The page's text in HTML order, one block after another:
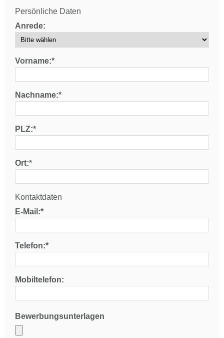
Persönliche Daten
Anrede:
Vorname:*
Nachname:*
PLZ:*
Ort:*
Kontaktdaten
E-Mail:*
Telefon:*
Mobiltelefon:
Bewerbungsunterlagen